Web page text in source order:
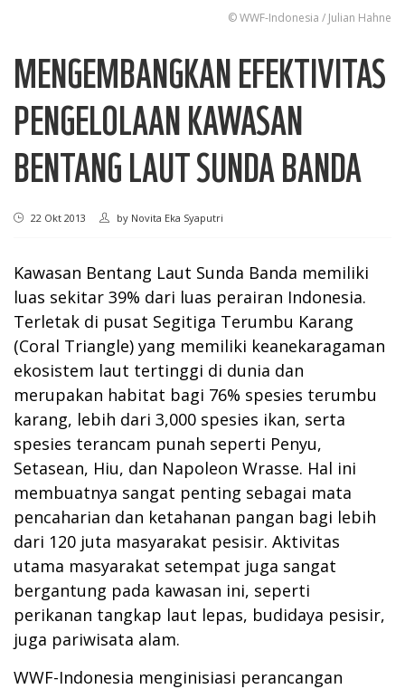
© WWF-Indonesia / Julian Hahne
MENGEMBANGKAN EFEKTIVITAS
PENGELOLAAN KAWASAN
BENTANG LAUT SUNDA BANDA
22 Okt 2013 by Novita Eka Syaputri
Kawasan Bentang Laut Sunda Banda memiliki
luas sekitar 39% dari luas perairan Indonesia.
Terletak di pusat Segitiga Terumbu Karang
(Coral Triangle) yang memiliki keanekaragaman
ekosistem laut tertinggi di dunia dan
merupakan habitat bagi 76% spesies terumbu
karang, lebih dari 3,000 spesies ikan, serta
spesies terancam punah seperti Penyu,
Setasean, Hiu, dan Napoleon Wrasse. Hal ini
membuatnya sangat penting sebagai mata
pencaharian dan ketahanan pangan bagi lebih
dari 120 juta masyarakat pesisir. Aktivitas
utama masyarakat setempat juga sangat
bergantung pada kawasan ini, seperti
perikanan tangkap laut lepas, budidaya pesisir,
juga pariwisata alam.
WWF-Indonesia menginisiasi perancangan